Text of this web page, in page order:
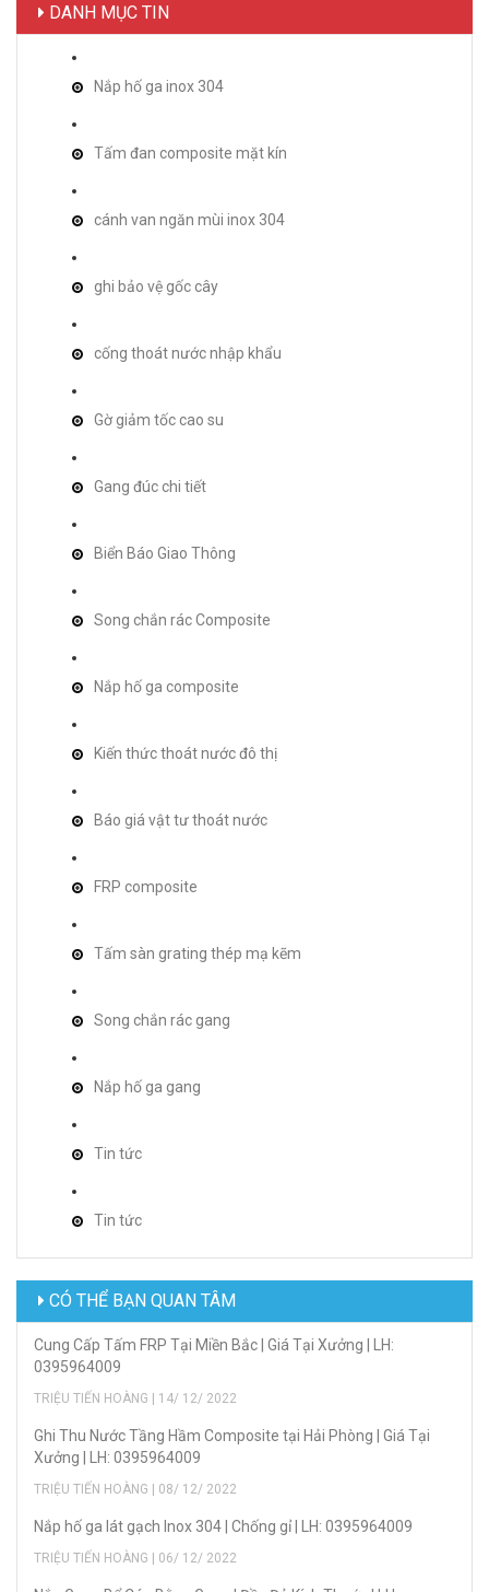
DANH MỤC TIN
Nắp hố ga inox 304
Tấm đan composite mặt kín
cánh van ngăn mùi inox 304
ghi bảo vệ gốc cây
cống thoát nước nhập khẩu
Gờ giảm tốc cao su
Gang đúc chi tiết
Biển Báo Giao Thông
Song chắn rác Composite
Nắp hố ga composite
Kiến thức thoát nước đô thị
Báo giá vật tư thoát nước
FRP composite
Tấm sàn grating thép mạ kẽm
Song chắn rác gang
Nắp hố ga gang
Tin tức
Tin tức
CÓ THỂ BẠN QUAN TÂM
Cung Cấp Tấm FRP Tại Miền Bắc | Giá Tại Xưởng | LH:
0395964009
TRIỆU TIẾN HOÀNG | 14/ 12/ 2022
Ghi Thu Nước Tầng Hầm Composite tại Hải Phòng | Giá Tại
Xưởng | LH: 0395964009
TRIỆU TIẾN HOÀNG | 08/ 12/ 2022
Nắp hố ga lát gạch Inox 304 | Chống gỉ | LH: 0395964009
TRIỆU TIẾN HOÀNG | 06/ 12/ 2022